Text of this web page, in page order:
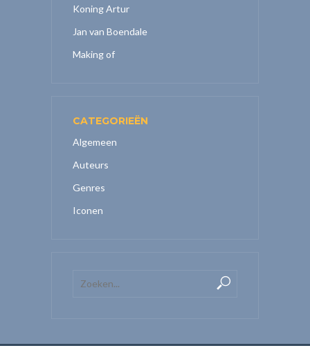
Koning Artur
Jan van Boendale
Making of
CATEGORIEËN
Algemeen
Auteurs
Genres
Iconen